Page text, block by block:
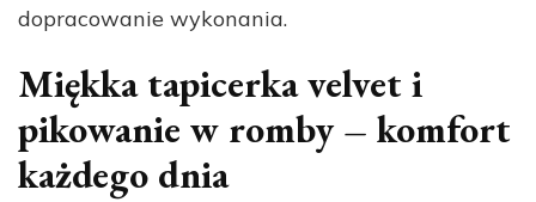
dopracowanie wykonania.
Miękka tapicerka velvet i
pikowanie w romby – komfort
każdego dnia